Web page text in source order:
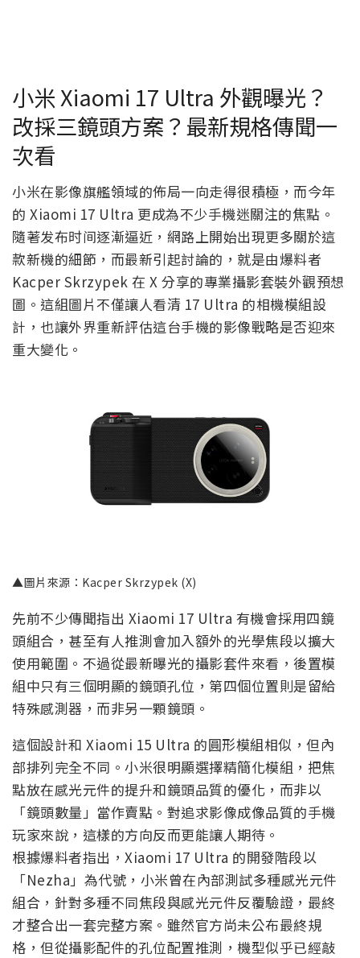
小米 Xiaomi 17 Ultra 外觀曝光？
改採三鏡頭方案？最新規格傳聞一
次看
小米在影像旗艦領域的佈局一向走得很積極，而今年
的 Xiaomi 17 Ultra 更成為不少手機迷關注的焦點。
隨著发布时间逐漸逼近，網路上開始出現更多關於這
款新機的細節，而最新引起討論的，就是由爆料者
Kacper Skrzypek 在 X 分享的專業攝影套裝外觀預想
圖。這組圖片不僅讓人看清 17 Ultra 的相機模組設
計，也讓外界重新評估這台手機的影像戰略是否迎來
重大變化。
▲圖片來源：Kacper Skrzypek (X)
先前不少傳聞指出 Xiaomi 17 Ultra 有機會採用四鏡
頭組合，甚至有人推測會加入額外的光學焦段以擴大
使用範圍。不過從最新曝光的攝影套件來看，後置模
組中只有三個明顯的鏡頭孔位，第四個位置則是留給
特殊感測器，而非另一顆鏡頭。
這個設計和 Xiaomi 15 Ultra 的圓形模組相似，但內
部排列完全不同。小米很明顯選擇精簡化模組，把焦
點放在感光元件的提升和鏡頭品質的優化，而非以
「鏡頭數量」當作賣點。對追求影像成像品質的手機
玩家來說，這樣的方向反而更能讓人期待。
根據爆料者指出，Xiaomi 17 Ultra 的開發階段以
「Nezha」為代號，小米曾在內部測試多種感光元件
組合，針對多種不同焦段與感光元件反覆驗證，最終
才整合出一套完整方案。雖然官方尚未公布最終規
格，但從攝影配件的孔位配置推測，機型似乎已經敲